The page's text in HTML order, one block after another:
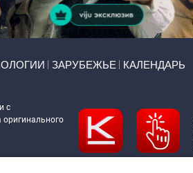
ЗАРУБЕЖЬЕ КАЛЕНДАРЬ
с
оригинального